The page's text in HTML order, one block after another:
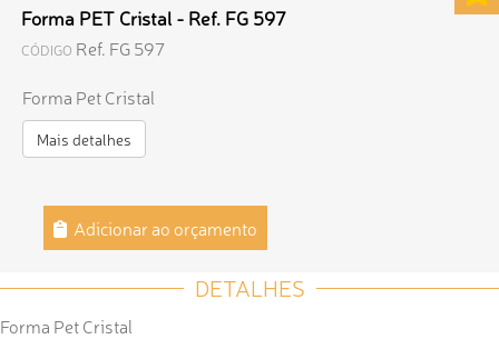
Forma PET Cristal - Ref. FG 597
CÓDIGO Ref. FG 597
Forma Pet Cristal
Mais detalhes
Adicionar ao orçamento
DETALHES
Forma Pet Cristal